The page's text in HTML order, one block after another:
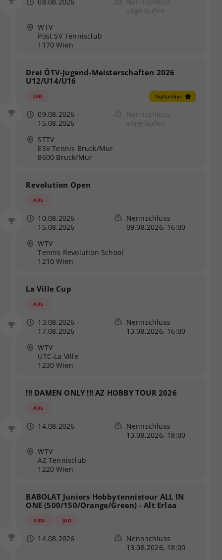
abgelaufen
WTV
Post SV Tennisclub
1170 Wien
Drei ÖTV-Jugend-Meisterschaften 2026
U12/U14/U16
JGD
09.08.2026 -
15.08.2026
Nennschluss
abgelaufen
STTV
ESV Tennis Bruck/Mur
8600 Bruck/Mur
Revolution Open
AKL
10.08.2026 -
15.08.2026
Nennschluss
09.08.2026, 16:00
WTV
Tennis Revolution School
1210 Wien
La Ville Cup
AKL
13.08.2026 -
17.08.2026
Nennschluss
13.08.2026, 16:00
WTV
UTC-La Ville
1230 Wien
!!! DAMEN ONLY !!! AZ HOBBY TOUR 2026
AKL
14.08.2026
Nennschluss
13.08.2026, 18:00
WTV
AZ Tennisclub
1220 Wien
BABOLAT Juniors Hobbytennistour ALL IN
ONE (500/150/Orange/Green) - Alt Erlaa
KIDS JGD
14.08.2026
Nennschluss
13.08.2026, 18:00